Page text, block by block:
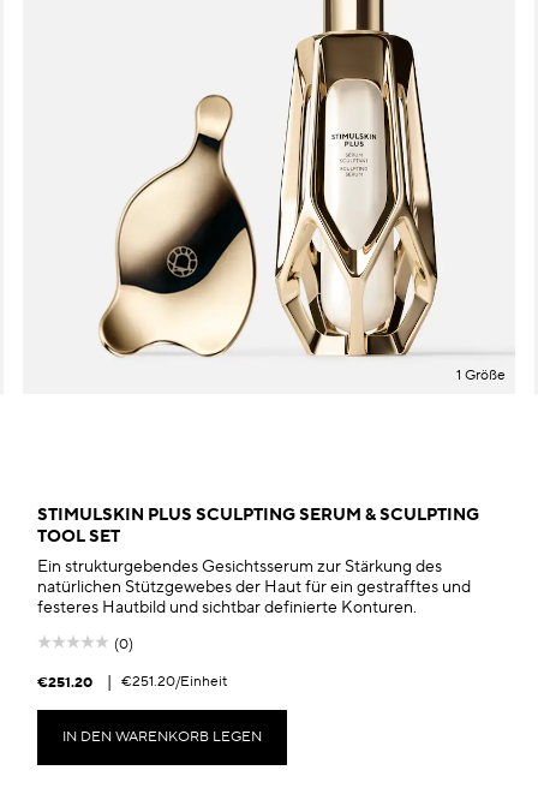
1 Größe
STIMULSKIN PLUS SCULPTING SERUM & SCULPTING
TOOL SET
Ein strukturgebendes Gesichtsserum zur Stärkung des
natürlichen Stützgewebes der Haut für ein gestrafftes und
festeres Hautbild und sichtbar definierte Konturen.
(0)
€251.20 | €251.20/Einheit
IN DEN WARENKORB LEGEN